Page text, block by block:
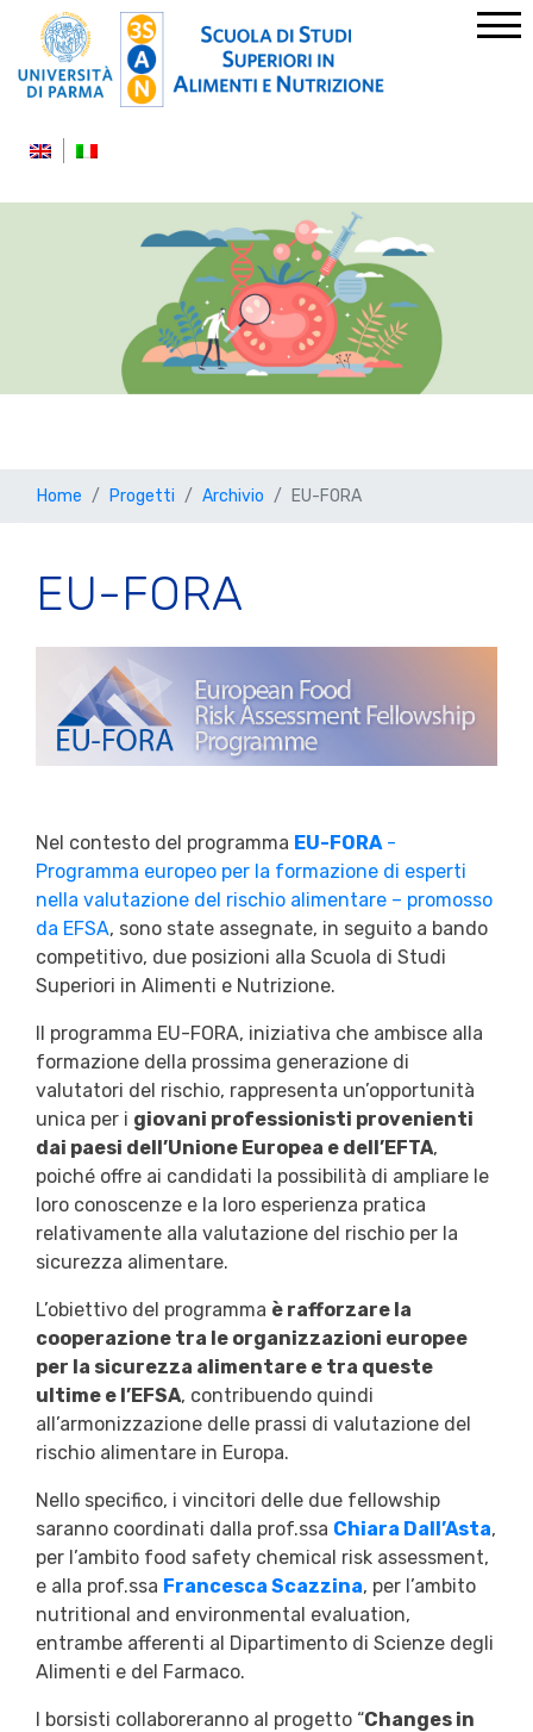
Home Progetti Archivio EU-FORA
EU-FORA
Nel contesto del programma EU-FORA -
Programma europeo per la formazione di esperti
nella valutazione del rischio alimentare – promosso
da EFSA, sono state assegnate, in seguito a bando
competitivo, due posizioni alla Scuola di Studi
Superiori in Alimenti e Nutrizione.
Il programma EU-FORA, iniziativa che ambisce alla
formazione della prossima generazione di
valutatori del rischio, rappresenta un’opportunità
unica per i giovani professionisti provenienti
dai paesi dell’Unione Europea e dell’EFTA,
poiché offre ai candidati la possibilità di ampliare le
loro conoscenze e la loro esperienza pratica
relativamente alla valutazione del rischio per la
sicurezza alimentare.
L’obiettivo del programma è rafforzare la
cooperazione tra le organizzazioni europee
per la sicurezza alimentare e tra queste
ultime e l’EFSA, contribuendo quindi
all’armonizzazione delle prassi di valutazione del
rischio alimentare in Europa.
Nello specifico, i vincitori delle due fellowship
saranno coordinati dalla prof.ssa Chiara Dall’Asta,
per l’ambito food safety chemical risk assessment,
e alla prof.ssa Francesca Scazzina, per l’ambito
nutritional and environmental evaluation,
entrambe afferenti al Dipartimento di Scienze degli
Alimenti e del Farmaco.
I borsisti collaboreranno al progetto “Changes in